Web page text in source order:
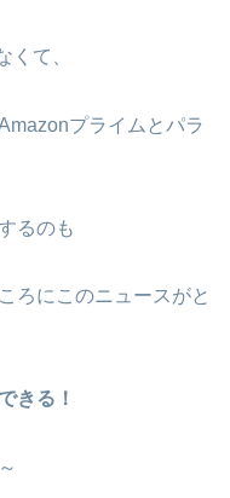
て、
プライムとパラ
るのも
ろにこのニュースがと
きる！